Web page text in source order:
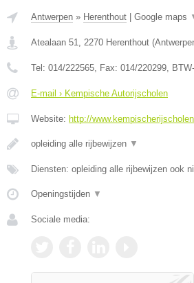
Antwerpen » Herenthout Google maps
Atealaan 51, 2270 Herenthout (
Tel: 014/222565, Fax: 014/220299,
E-mail › Kempische Autorijscholen
Website: http://
opleiding alle rijbewijzen ▼
Diensten: opleiding alle rijbewijzen ook
Openingstijden ▼
Sociale media: